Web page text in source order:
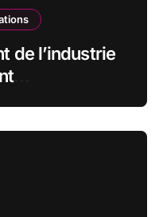
de l’industrie